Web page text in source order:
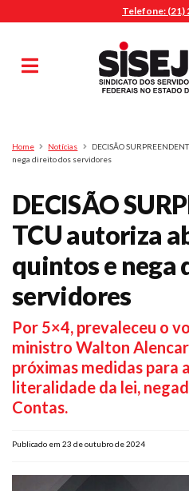
Telefone: (21)
Pesquisa
Home Notícias
DECISÃO
nega direito dos servidores
DECISÃO
TCU autoriza
quintos e nega
servidores
Por 5×4, prevaleceu o
ministro Walton
próximas medidas para
literalidade da lei,
Contas.
Publicado em 23 de outubro de 2024
MENU
Sindicalize-se
Jurídico
O Sindicato
Agenda
Casa do Alto
Sede Campestre
Nossos Convênios
Gympass Wellhub
Seguro Auto
Plano de Saúde
Assistência Funeral
FacebookInstagramTwitter